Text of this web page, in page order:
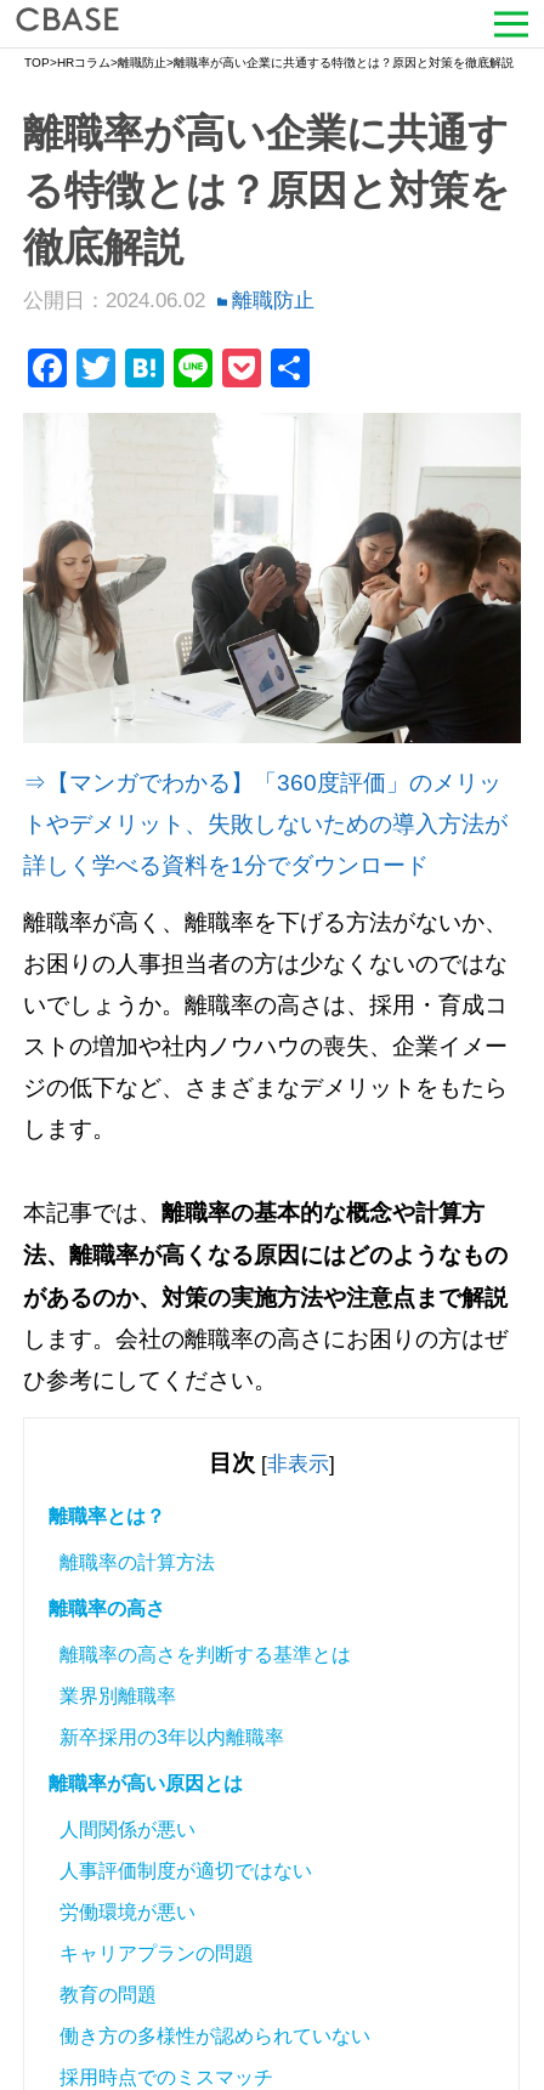
活用シーン
導入事例
セミナー情報
お知らせ
よくある質問
資料請求(無料) お見積もり依頼
TOP>HRコラム>離職防止>離職率が高い企業に共通する特徴とは？原因と対策を徹底解説
離職率が高い企業に共通す
る特徴とは？原因と対策を
徹底解説
公開日：2024.06.02 離職防止
Facebook
Twitter
Hatena
LinePocket
有
⇒【マンガでわかる】「360度評価」のメリッ
トやデメリット、失敗しないための導入方法が
詳しく学べる資料を1分でダウンロード
離職率が高く、離職率を下げる方法がないか、
お困りの人事担当者の方は少なくないのではな
いでしょうか。離職率の高さは、採用・育成コ
ストの増加や社内ノウハウの喪失、企業イメー
ジの低下など、さまざまなデメリットをもたら
します。
本記事では、離職率の基本的な概念や計算方
法、離職率が高くなる原因にはどのようなもの
があるのか、対策の実施方法や注意点まで解説
します。会社の離職率の高さにお困りの方はぜ
ひ参考にしてください。
目次 [非表示]
離職率とは？
離職率の計算方法
離職率の高さ
離職率の高さを判断する基準とは
業界別離職率
新卒採用の3年以内離職率
離職率が高い原因とは
人間関係が悪い
人事評価制度が適切ではない
労働環境が悪い
キャリアプランの問題
教育の問題
働き方の多様性が認められていない
採用時点でのミスマッチ